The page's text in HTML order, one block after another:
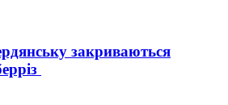
закриваються